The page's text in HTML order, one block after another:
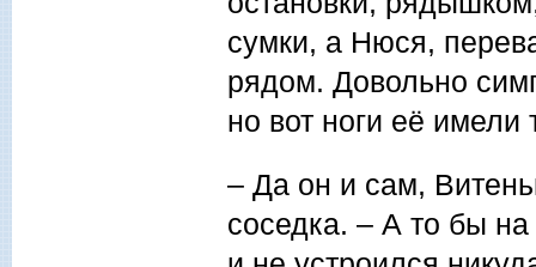
сумки, а Нюся,
рядом. Довольно
но вот ноги её имели
– Да он и сам,
соседка. – А то бы